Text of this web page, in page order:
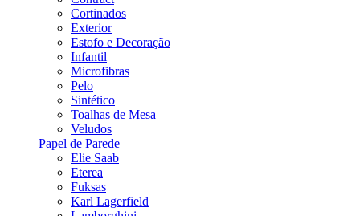
Cortinados
Exterior
Estofo e Decoração
Infantil
Microfibras
Pelo
Sintético
Toalhas de Mesa
Veludos
Papel de Parede
Elie Saab
Eterea
Fuksas
Karl Lagerfield